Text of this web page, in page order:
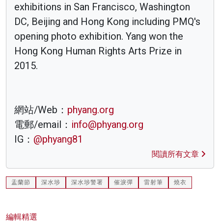
exhibitions in San Francisco, Washington
DC, Beijing and Hong Kong including PMQ's
opening photo exhibition. Yang won the
Hong Kong Human Rights Arts Prize in
2015.
網站/Web： phyang.org
電郵/email： info@phyang.org
IG： @phyang81
閱讀所有文章
盂蘭節 深水埗 深水埗警署 催淚彈 雷射筆 燒衣
編輯精選